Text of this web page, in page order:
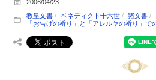
2006/04/23
教皇文書
ベネディクト十六世
諸文書
「お告げの祈り」と「アレルヤの祈り」で